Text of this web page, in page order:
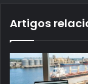
Artigos